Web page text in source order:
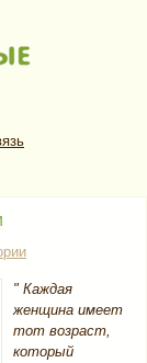
" Каждая
женщина имеет
тот возраст,
который